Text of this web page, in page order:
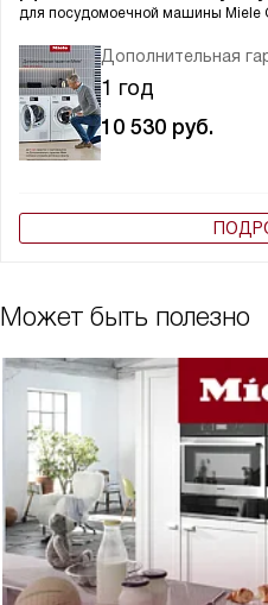
для посудомоечной машины Miele
Дополнительная
1 год
10 530 руб.
Может быть полезно